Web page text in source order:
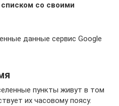
со своими
данные сервис Google
пункты живут в том
их часовому поясу.